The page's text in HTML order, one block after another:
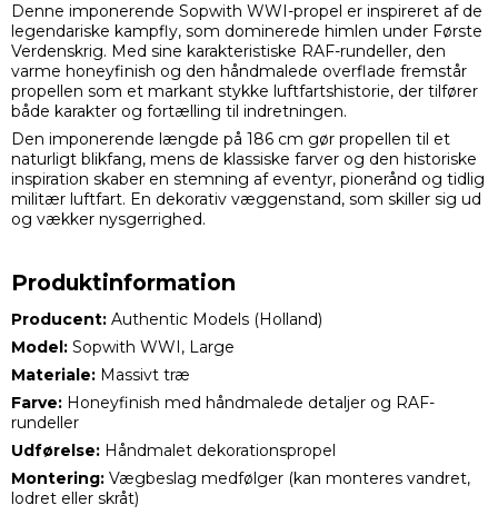
Denne imponerende Sopwith WWI-propel er inspireret af de
legendariske kampfly, som dominerede himlen under Første
Verdenskrig. Med sine karakteristiske RAF-rundeller, den
varme honeyfinish og den håndmalede overflade fremstår
propellen som et markant stykke luftfartshistorie, der tilfører
både karakter og fortælling til indretningen.
Den imponerende længde på 186 cm gør propellen til et
naturligt blikfang, mens de klassiske farver og den historiske
inspiration skaber en stemning af eventyr, pionerånd og tidlig
militær luftfart. En dekorativ væggenstand, som skiller sig ud
og vækker nysgerrighed.
Produktinformation
Producent: Authentic Models (Holland)
Model: Sopwith WWI, Large
Materiale: Massivt træ
Farve: Honeyfinish med håndmalede detaljer og RAF-
rundeller
Udførelse: Håndmalet dekorationspropel
Montering: Vægbeslag medfølger (kan monteres vandret,
lodret eller skråt)